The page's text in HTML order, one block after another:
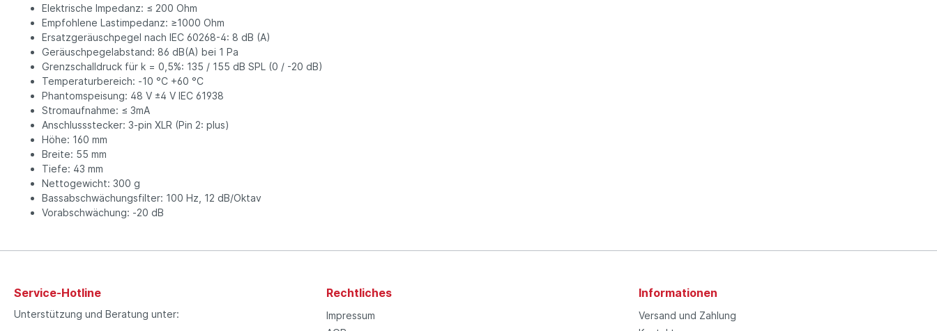
Elektrische Impedanz: ≤ 200 Ohm
Empfohlene Lastimpedanz: ≥1000 Ohm
Ersatzgeräuschpegel nach IEC 60268-4: 8 dB (A)
Geräuschpegelabstand: 86 dB(A) bei 1 Pa
Grenzschalldruck für k = 0,5%: 135 / 155 dB SPL (0 / -20 dB)
Temperaturbereich: -10 °C +60 °C
Phantomspeisung: 48 V ±4 V IEC 61938
Stromaufnahme: ≤ 3mA
Anschlussstecker: 3-pin XLR (Pin 2: plus)
Höhe: 160 mm
Breite: 55 mm
Tiefe: 43 mm
Nettogewicht: 300 g
Bassabschwächungsfilter: 100 Hz, 12 dB/Oktav
Vorabschwächung: -20 dB
Service-Hotline
Unterstützung und Beratung unter:
Rechtliches
Impressum
Informationen
Versand und Zahlung